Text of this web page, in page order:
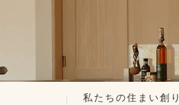
私たちの住まい創り